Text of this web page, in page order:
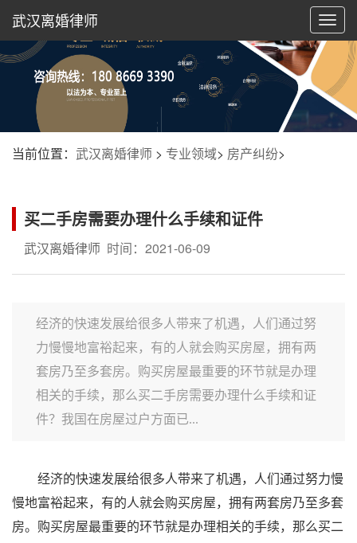
切
换
航
武汉离婚律师
当前位置： 武汉离婚律师 > 专业领域> 房产纠纷>
买二手房需要办理什么手续和证件
武汉离婚律师 时间：2021-06-09
经济的快速发展给很多人带来了机遇，人们通过努
力慢慢地富裕起来，有的人就会购买房屋，拥有两
套房乃至多套房。购买房屋最重要的环节就是办理
相关的手续，那么买二手房需要办理什么手续和证
件？我国在房屋过户方面已...
经济的快速发展给很多人带来了机遇，人们通过努力慢
慢地富裕起来，有的人就会购买房屋，拥有两套房乃至多套
房。购买房屋最重要的环节就是办理相关的手续，那么买二